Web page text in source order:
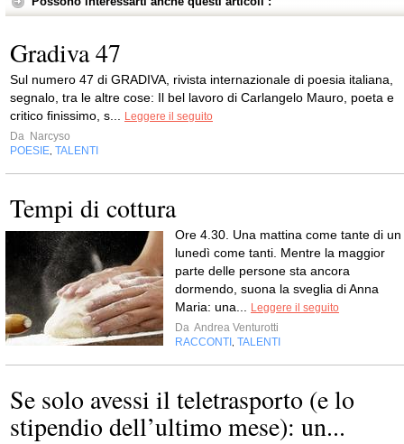
Gradiva 47
Sul numero 47 di GRADIVA, rivista internazionale di poesia italiana,
segnalo, tra le altre cose: Il bel lavoro di Carlangelo Mauro, poeta e
critico finissimo, s...
Leggere il seguito
Da Narcyso
POESIE TALENTI
Tempi di cottura
Ore 4.30. Una mattina come tante di un
lunedì come tanti. Mentre la maggior
parte delle persone sta ancora
dormendo, suona la sveglia di Anna
Maria: una...
Leggere il seguito
Da Andrea Venturotti
RACCONTI
TALENTI
Se solo avessi il teletrasporto (e lo
stipendio dell’ultimo mese): un...